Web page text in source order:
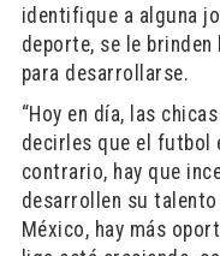
identifique a alguna
deporte, se le
para desarrollarse.
“Hoy en día, las
decirles que el futbol
contrario, hay que
desarrollen su
México, hay más